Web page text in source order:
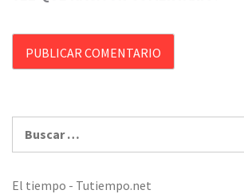
El tiempo - Tutiempo.net